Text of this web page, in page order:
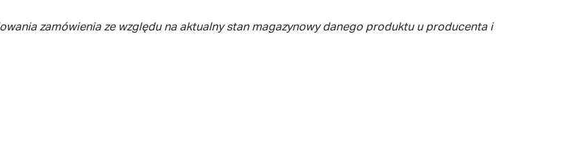
zamówienia ze względu na aktualny stan magazynowy danego produktu u producenta i